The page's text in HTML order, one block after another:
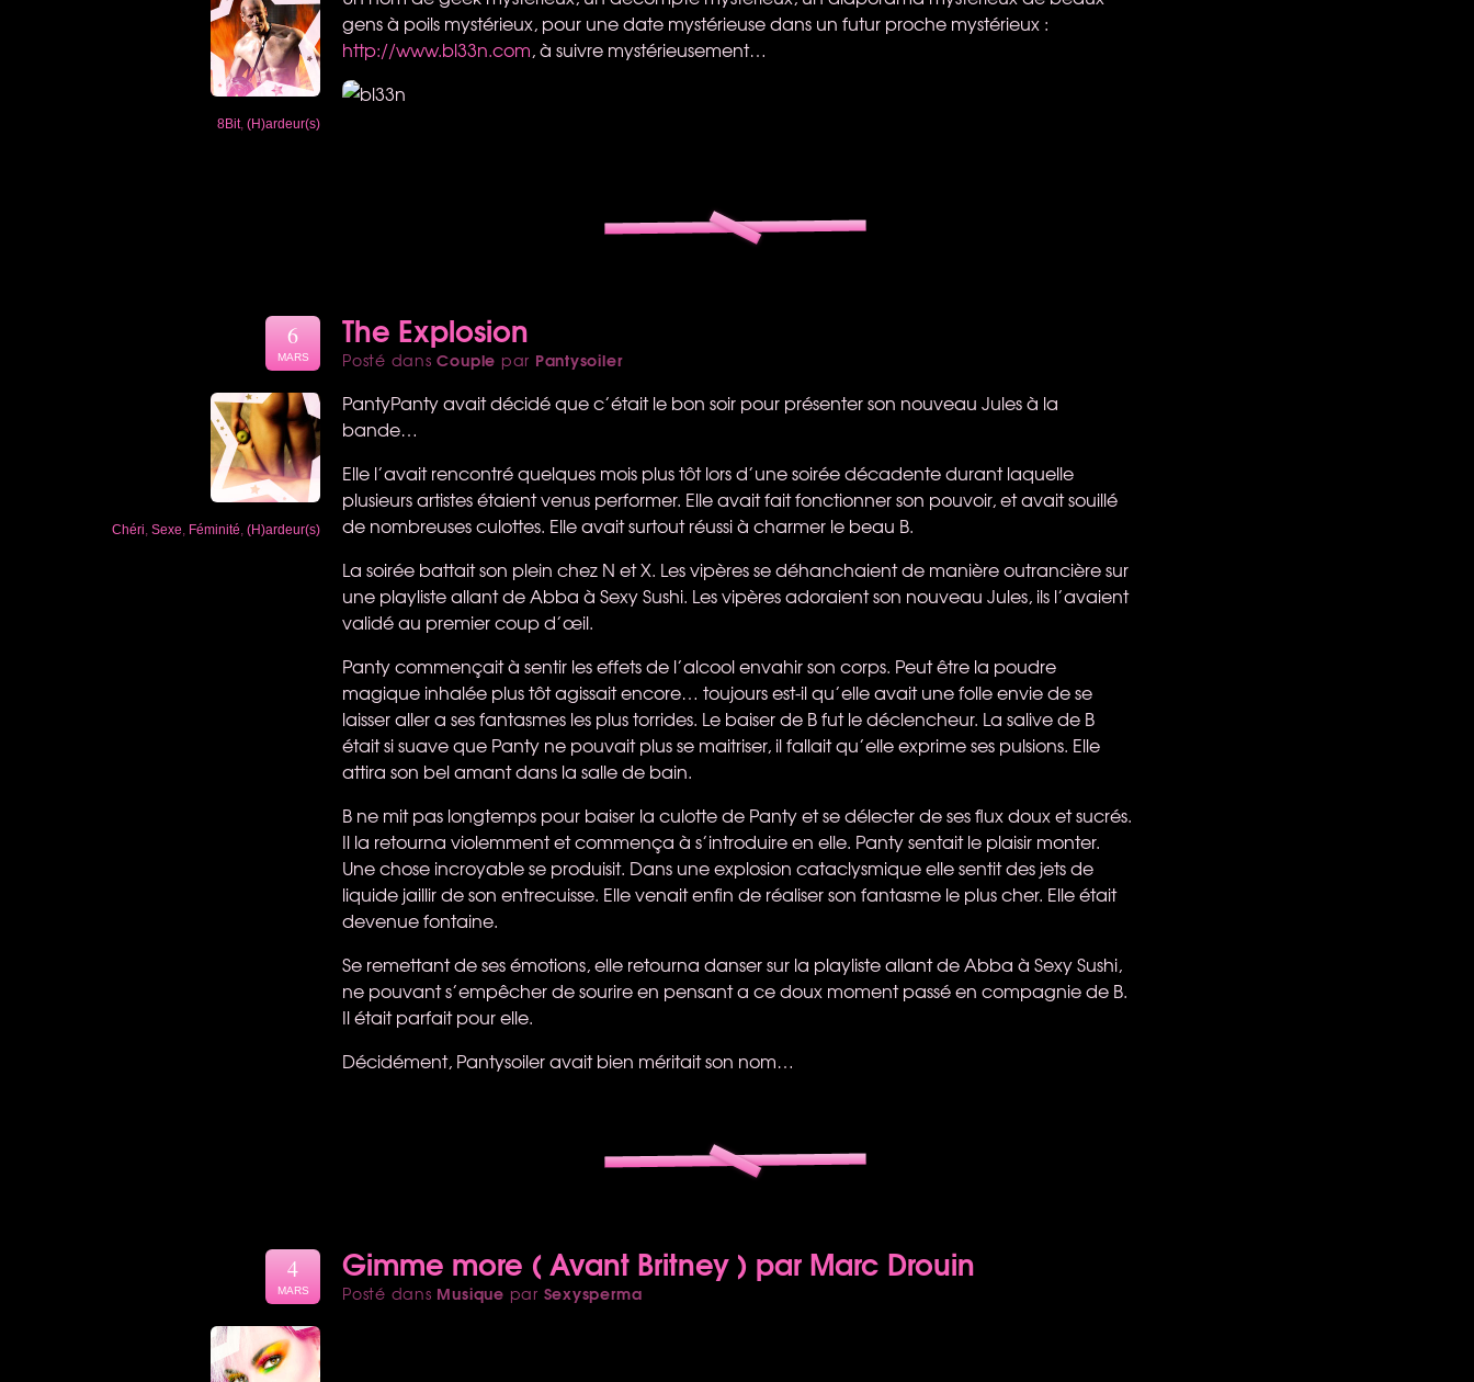
8Bit, (H)ardeur(s)
gens à poils mystérieux, pour une date mystérieuse dans un futur proche mystérieux :
http://www.bl33n.com, à suivre mystérieusement…
The Explosion
Posté dansCouple par Pantysoiler
6
MARS
Chéri Sexe Féminité (H)ardeur(s)
PantyPanty avait décidé que c’était le bon soir pour présenter son nouveau Jules à la
bande…
Elle l’avait rencontré quelques mois plus tôt lors d’une soirée décadente durant laquelle
plusieurs artistes étaient venus performer. Elle avait fait fonctionner son pouvoir, et avait souillé
de nombreuses culottes. Elle avait surtout réussi à charmer le beau B.
La soirée battait son plein chez N et X. Les vipères se déhanchaient de manière outrancière sur
une playliste allant de Abba à Sexy Sushi. Les vipères adoraient son nouveau Jules, ils l’avaient
validé au premier coup d’œil.
Panty commençait à sentir les effets de l’alcool envahir son corps. Peut être la poudre
magique inhalée plus tôt agissait encore… toujours est-il qu’elle avait une folle envie de se
laisser aller a ses fantasmes les plus torrides. Le baiser de B fut le déclencheur. La salive de B
était si suave que Panty ne pouvait plus se maitriser, il fallait qu’elle exprime ses pulsions. Elle
attira son bel amant dans la salle de bain.
B ne mit pas longtemps pour baiser la culotte de Panty et se délecter de ses flux doux et sucrés.
Il la retourna violemment et commença à s’introduire en elle. Panty sentait le plaisir monter.
Une chose incroyable se produisit. Dans une explosion cataclysmique elle sentit des jets de
liquide jaillir de son entrecuisse. Elle venait enfin de réaliser son fantasme le plus cher. Elle était
devenue fontaine.
Se remettant de ses émotions, elle retourna danser sur la playliste allant de Abba à Sexy Sushi,
ne pouvant s’empêcher de sourire en pensant a ce doux moment passé en compagnie de B.
Il était parfait pour elle.
Décidément, Pantysoiler avait bien méritait son nom…
Gimme more ( Avant Britney ) par Marc Drouin
Posté dans Musique par Sexysperma
4
MARS